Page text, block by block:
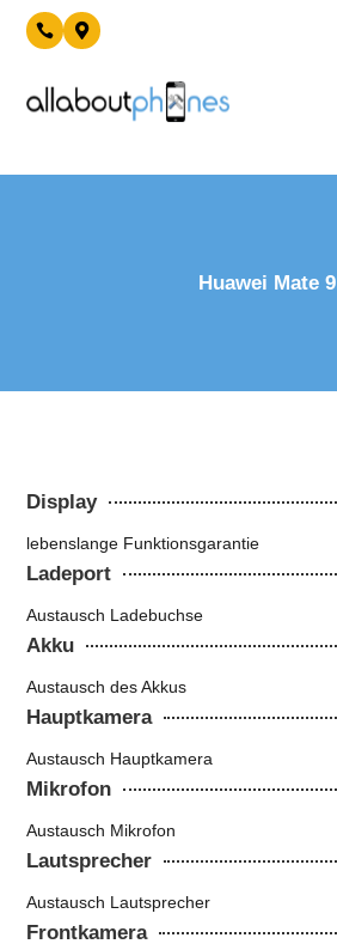
 
Huawei Mate 9
Display
lebenslange Funktionsgarantie
Ladeport
Austausch Ladebuchse
Akku
Austausch des Akkus
Hauptkamera
Austausch Hauptkamera
Mikrofon
Austausch Mikrofon
Lautsprecher
Austausch Lautsprecher
Frontkamera